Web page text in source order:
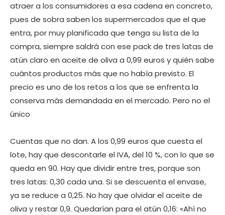
atraer a los consumidores a esa cadena en concreto,
pues de sobra saben los supermercados que el que
entra, por muy planificada que tenga su lista de la
compra, siempre saldrá con ese pack de tres latas de
atún claro en aceite de oliva a 0,99 euros y quién sabe
cuántos productos más que no había previsto. El
precio es uno de los retos a los que se enfrenta la
conserva más demandada en el mercado. Pero no el
único
Cuentas que no dan. A los 0,99 euros que cuesta el
lote, hay que descontarle el IVA, del 10 %, con lo que se
queda en 90. Hay que dividir entre tres, porque son
tres latas: 0,30 cada una. Si se descuenta el envase,
ya se reduce a 0,25. No hay que olvidar el aceite de
oliva y restar 0,9. Quedarían para el atún 0,16: «Ahí no